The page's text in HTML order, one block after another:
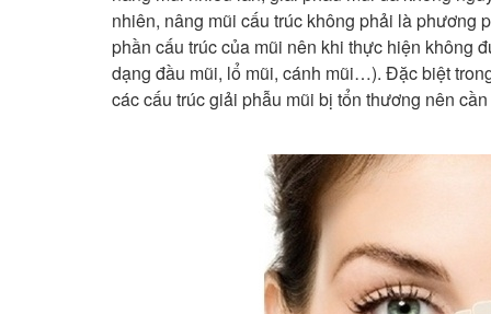
nhiên, nâng mũi cấu trúc không phải là phương
phần cấu trúc của mũi nên khi thực hiện không
dạng đầu mũi, lổ mũi, cánh mũi…). Đặc biệt
các cấu trúc giải phẫu mũi bị tổn thương nên